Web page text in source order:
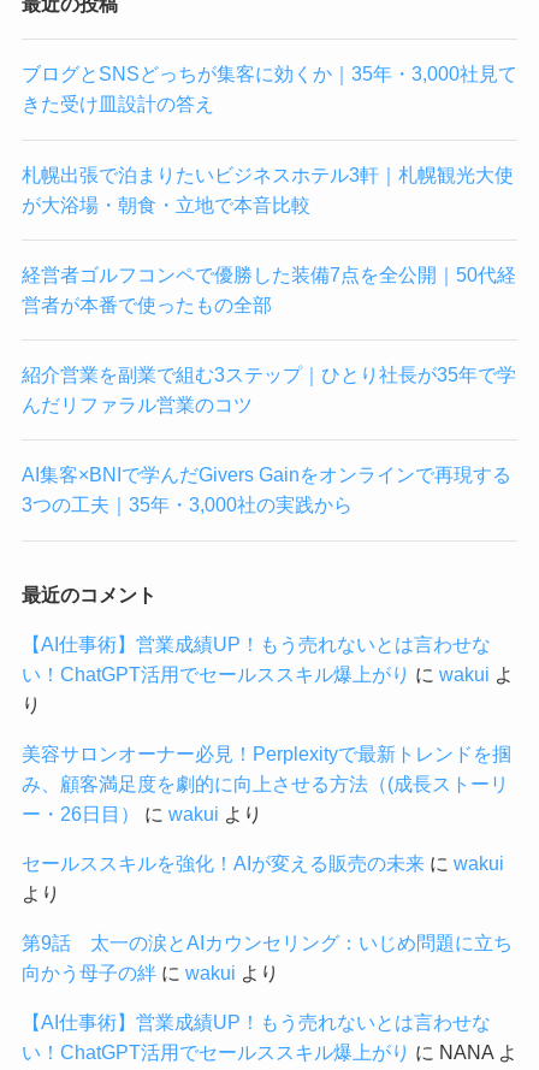
ブログとSNSどっちが集客に効くか｜35年・3,000社見て
きた受け皿設計の答え
札幌出張で泊まりたいビジネスホテル3軒｜札幌観光大使
が大浴場・朝食・立地で本音比較
経営者ゴルフコンペで優勝した装備7点を全公開｜50代経
営者が本番で使ったもの全部
紹介営業を副業で組む3ステップ｜ひとり社長が35年で学
んだリファラル営業のコツ
AI集客×BNIで学んだGivers Gainをオンラインで再現する
3つの工夫｜35年・3,000社の実践から
最近のコメント
【AI仕事術】営業成績UP！もう売れないとは言わせな
い！ChatGPT活用でセールススキル爆上がり に wakui よ
り
美容サロンオーナー必見！Perplexityで最新トレンドを掴
み、顧客満足度を劇的に向上させる方法（(成長ストーリ
ー・26日目）
に wakui より
セールススキルを強化！AIが変える販売の未来に wakui
より
第9話 太一の涙とAIカウンセリング：いじめ問題に立ち
向かう母子の絆に wakui より
【AI仕事術】営業成績UP！もう売れないとは言わせな
い！ChatGPT活用でセールススキル爆上がり に NANAよ